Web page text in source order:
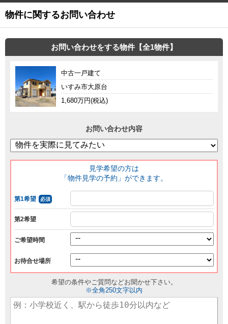
物件に関するお問い合わせ
お問い合わせをする物件【全1物件】
中古一戸建て
いすみ市大原台
1,680万円(税込)
お問い合わせ内容
見学希望の方は
「物件見学の予約」ができます。
第1希望 必須
第2希望
ご希望時間
お待合せ場所
希望の条件やご質問などお聞かせ下さい。
※全角250文字以内